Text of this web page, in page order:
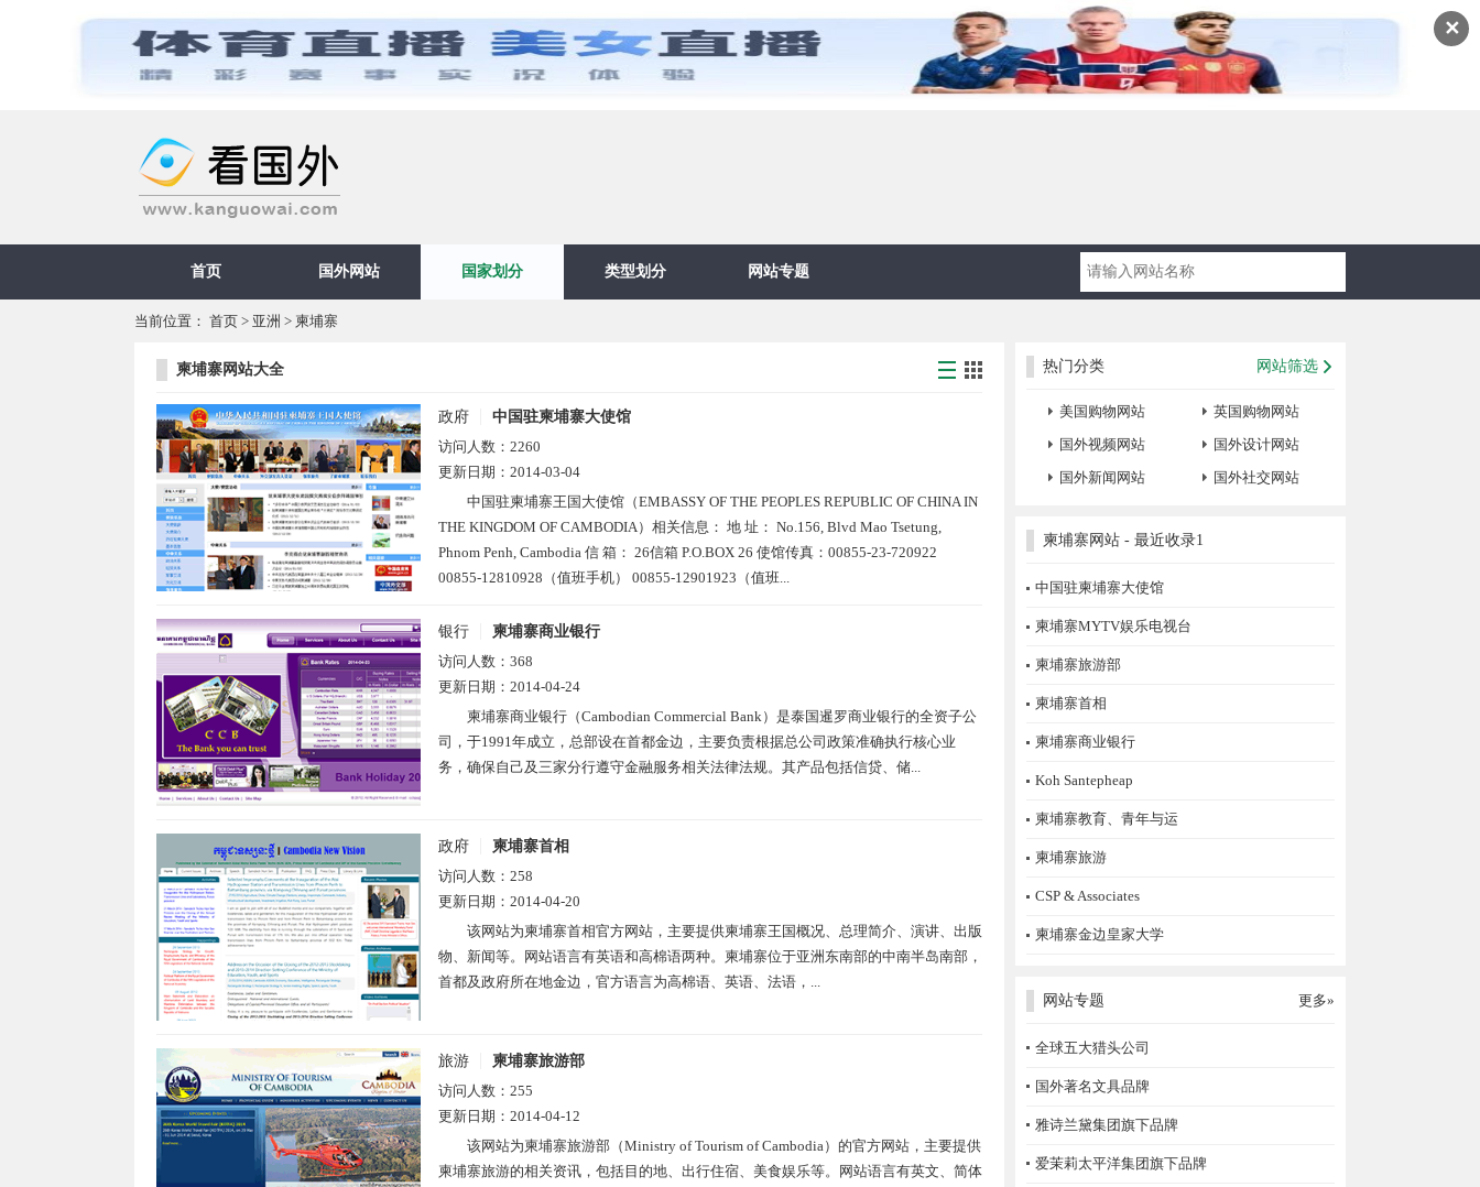
✕
首页 国外网站 国家划分 类型划分 网站专题
当前位置： 首页 > 亚洲 > 柬埔寨
柬埔寨网站大全
政府
中国驻柬埔寨大使馆
访问人数： 2260
更新日期： 2014-03-04
中国驻柬埔寨王国大使馆（EMBASSY OF THE PEOPLES REPUBLIC OF CHINA IN
THE KINGDOM OF CAMBODIA）相关信息： 地 址： No.156, Blvd Mao Tsetung,
Phnom Penh, Cambodia 信 箱： 26信箱 P.O.BOX 26 使馆传真：00855-23-720922
00855-12810928（值班手机） 00855-12901923（值班...
银行
柬埔寨商业银行
访问人数： 368
更新日期： 2014-04-24
柬埔寨商业银行（Cambodian Commercial Bank）是泰国暹罗商业银行的全资子公
司，于1991年成立，总部设在首都金边，主要负责根据总公司政策准确执行核心业
务，确保自己及三家分行遵守金融服务相关法律法规。其产品包括信贷、储...
政府
柬埔寨首相
访问人数： 258
更新日期： 2014-04-20
该网站为柬埔寨首相官方网站，主要提供柬埔寨王国概况、总理简介、演讲、出版
物、新闻等。网站语言有英语和高棉语两种。柬埔寨位于亚洲东南部的中南半岛南部，
首都及政府所在地金边，官方语言为高棉语、英语、法语，...
旅游
柬埔寨旅游部
访问人数： 255
更新日期： 2014-04-12
该网站为柬埔寨旅游部（Ministry of Tourism of Cambodia）的官方网站，主要提供
柬埔寨旅游的相关资讯，包括目的地、出行住宿、美食娱乐等。网站语言有英文、简体
热门分类 网站筛选
美国购物网站
英国购物网站
国外视频网站
国外设计网站
国外新闻网站
国外社交网站
柬埔寨网站 - 最近收录1
中国驻柬埔寨大使馆
柬埔寨MYTV娱乐电视台
柬埔寨旅游部
柬埔寨首相
柬埔寨商业银行
Koh Santepheap
柬埔寨教育、青年与运
柬埔寨旅游
CSP & Associates
柬埔寨金边皇家大学
网站专题 更多»
全球五大猎头公司
国外著名文具品牌
雅诗兰黛集团旗下品牌
爱茉莉太平洋集团旗下品牌